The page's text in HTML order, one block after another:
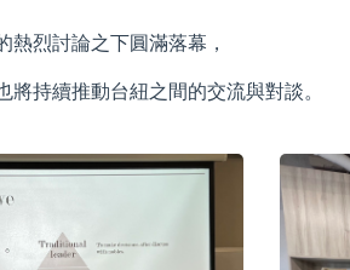
熱烈討論之下圓滿落幕，
持續推動台紐之間的交流與對談。